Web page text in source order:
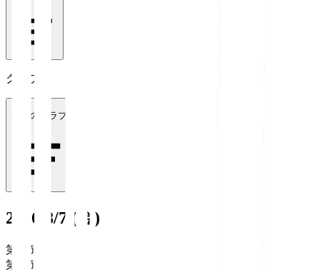
クラブ
全てのクラブ
2026/8/7 (金)
第1節
第1節